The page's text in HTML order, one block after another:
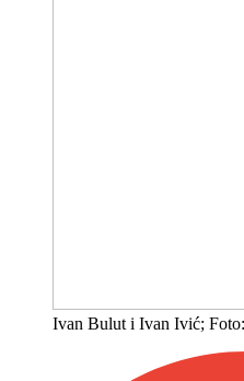
Ivan Bulut i Ivan Ivić;